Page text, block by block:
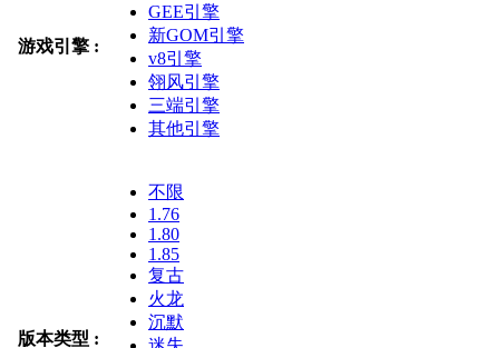
游戏引擎 :
GEE引擎
新GOM引擎
v8引擎
翎风引擎
三端引擎
其他引擎
版本类型 :
不限
1.76
1.80
1.85
复古
火龙
沉默